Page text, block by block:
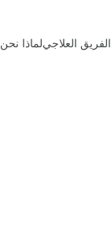
الفريق العلاجيلماذا نحن